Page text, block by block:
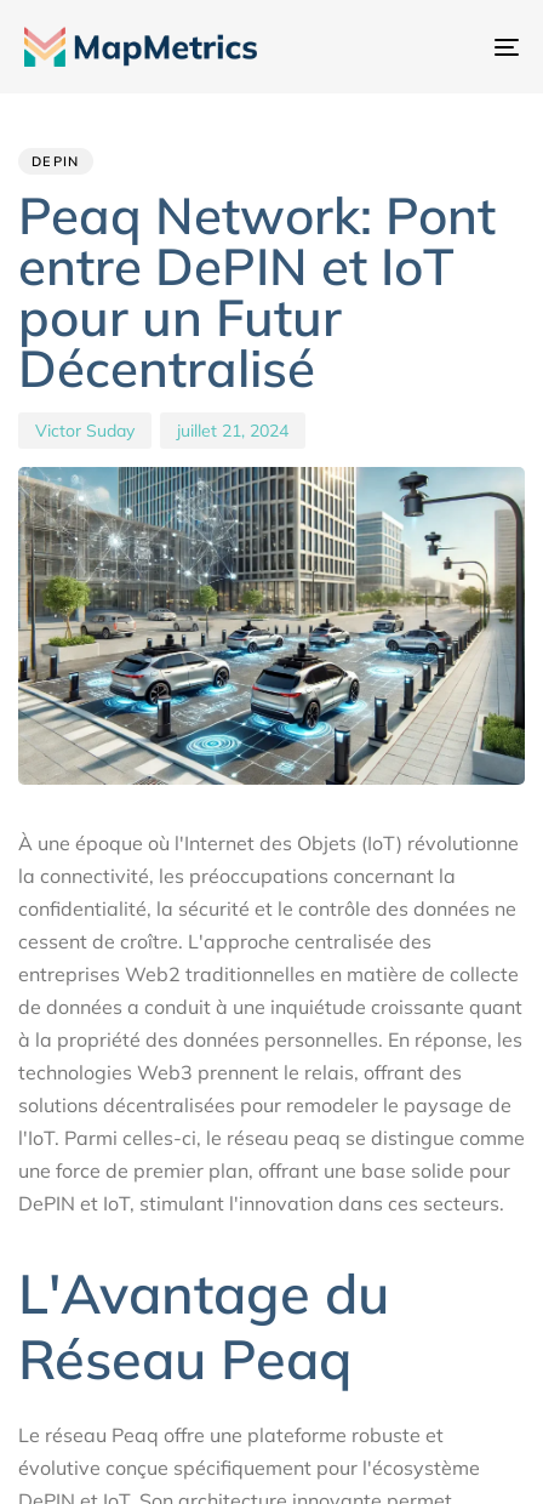
DEPIN
Peaq Network: Pont
entre DePIN et IoT
pour un Futur
Décentralisé
Victor Suday juillet 21, 2024
À une époque où l'Internet des Objets (IoT) révolutionne
la connectivité, les préoccupations concernant la
confidentialité, la sécurité et le contrôle des données ne
cessent de croître. L'approche centralisée des
entreprises Web2 traditionnelles en matière de collecte
de données a conduit à une inquiétude croissante quant
à la propriété des données personnelles. En réponse, les
technologies Web3 prennent le relais, offrant des
solutions décentralisées pour remodeler le paysage de
l'IoT. Parmi celles-ci, le réseau peaq se distingue comme
une force de premier plan, offrant une base solide pour
DePIN et IoT, stimulant l'innovation dans ces secteurs.
L'Avantage du
Réseau Peaq
Le réseau Peaq offre une plateforme robuste et
évolutive conçue spécifiquement pour l'écosystème